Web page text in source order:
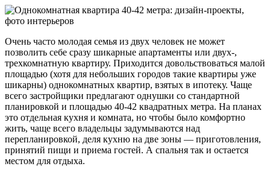
Очень часто молодая семья из двух человек не может
позволить себе сразу шикарные апартаменты или двух-,
трехкомнатную квартиру. Приходится довольствоваться малой
площадью (хотя для небольших городов такие квартиры уже
шикарны) однокомнатных квартир, взятых в ипотеку. Чаще
всего застройщики предлагают однушки со стандартной
планировкой и площадью 40-42 квадратных метра. На планах
это отдельная кухня и комната, но чтобы было комфортно
жить, чаще всего владельцы задумываются над
перепланировкой, деля кухню на две зоны — приготовления,
принятий пищи и приема гостей. А спальня так и остается
местом для отдыха.